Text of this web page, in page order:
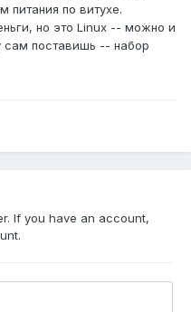
питания по витухе.
но это Linux -- можно и
сам поставишь -- набор
If you have an account,